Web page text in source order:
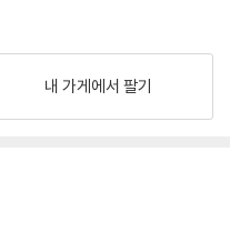
내 가게에서 팔기